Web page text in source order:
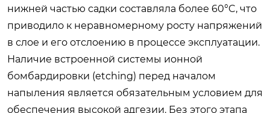
нижней частью садки составляла более 60°C, что
приводило к неравномерному росту напряжений
в слое и его отслоению в процессе эксплуатации.
Наличие встроенной системы ионной
бомбардировки (etching) перед началом
напыления является обязательным условием для
обеспечения высокой адгезии. Без этого этапа